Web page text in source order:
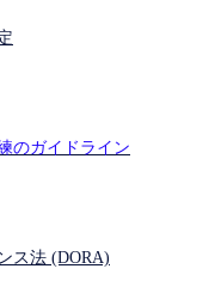
先はこちら
のガイドライン
ス法 (DORA)
約
response plans,
against real-world
exercises
Security tabletop
cybersecurity blind